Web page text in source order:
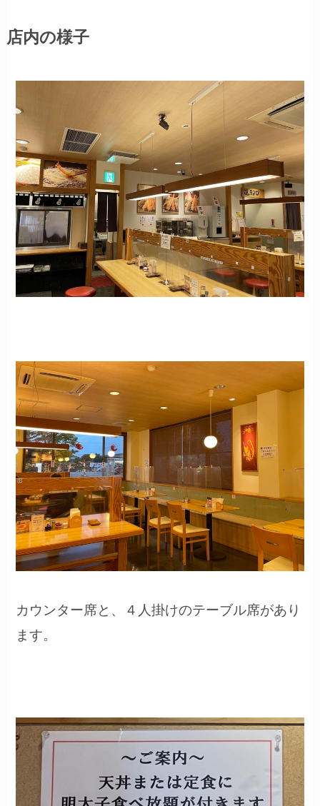
店内の様子
カウンター席と、４人掛けのテーブル席があり
ます。